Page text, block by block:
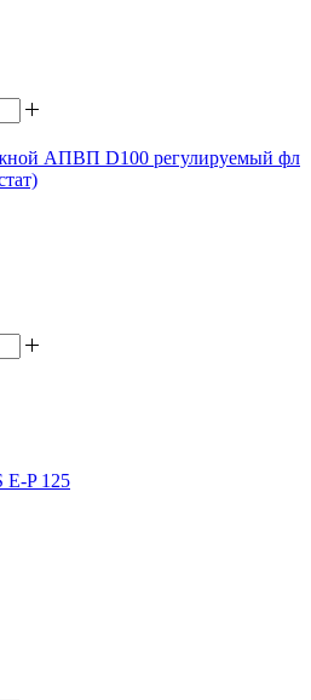
АПВП D100 регулируемый фл
125